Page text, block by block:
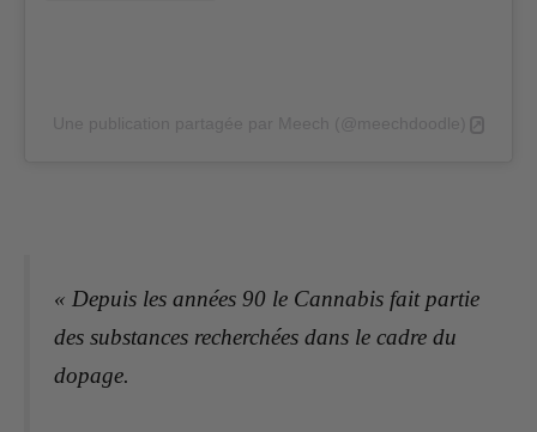
« Depuis les années 90 le Cannabis fait partie
des substances recherchées dans le cadre du
dopage.